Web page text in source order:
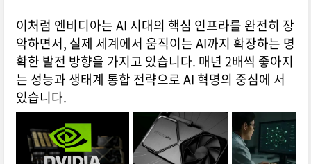
이처럼 엔비디아는 AI 시대의 핵심 인프라를 완전히 장
악하면서, 실제 세계에서 움직이는 AI까지 확장하는 명
확한 발전 방향을 가지고 있습니다. 매년 2배씩 좋아지
는 성능과 생태계 통합 전략으로 AI 혁명의 중심에 서
있습니다.